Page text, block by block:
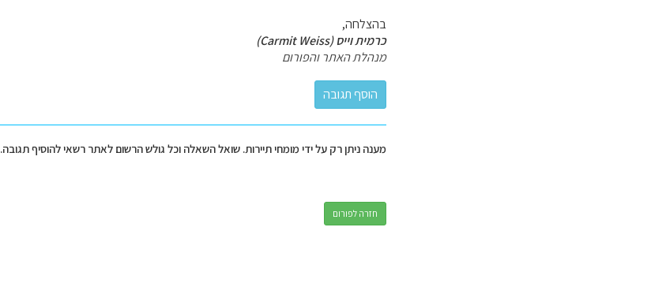
בהצלחה,
כרמית וייס (Carmit Weiss)
מנהלת האתר והפורום
מענה ניתן רק על ידי מומחי תיירות. שואל השאלה וכל גולש הרשום לאתר רשאי להוסיף תגובה.
חזרה לפורום